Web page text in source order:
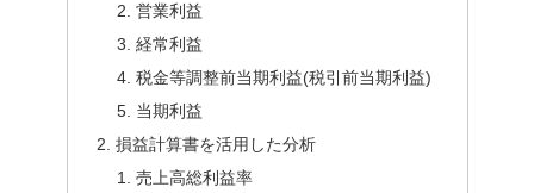
営業利益
経常利益
税金等調整前当期利益(税引前当期利益)
当期利益
損益計算書を活用した分析
売上高総利益率